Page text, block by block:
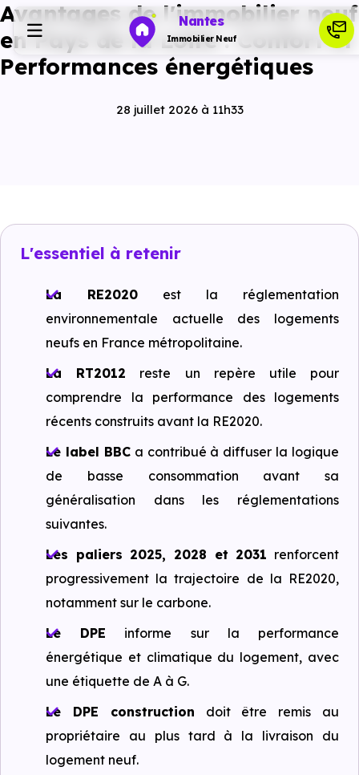
Nantes
Immobilier Neuf
Actualités
Ressources
Financer
Avantages de l'immobilier neuf
en Pays de la Loire : Confort et
Performances énergétiques
28 juillet 2026 à 11h33
L'essentiel à retenir
La RE2020 est la réglementation
environnementale actuelle des logements
neufs en France métropolitaine.
La RT2012 reste un repère utile pour
comprendre la performance des logements
récents construits avant la RE2020.
Le label BBCa contribué à diffuser la logique
de basse consommation avant sa
généralisation dans les réglementations
suivantes.
Les paliers 2025, 2028 et 2031 renforcent
progressivement la trajectoire de la RE2020,
notamment sur le carbone.
Le DPE informe sur la performance
énergétique et climatique du logement, avec
une étiquette de A à G.
Le DPE construction doit être remis au
propriétaire au plus tard à la livraison du
logement neuf.